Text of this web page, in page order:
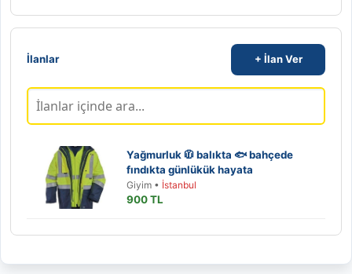
İlanlar + İlan Ver
Yağmurluk 🧥 balıkta 🐟 bahçede
fındıkta günlükük hayata
Giyim • İstanbul
900 TL